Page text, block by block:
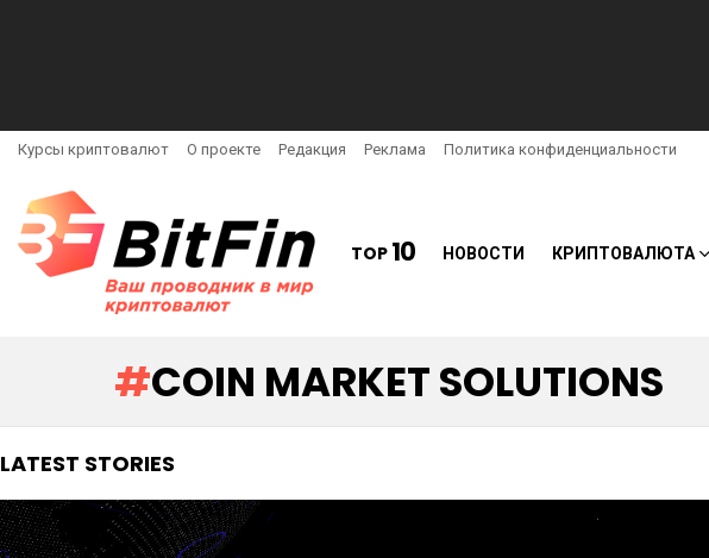
Курсы криптовалют О проекте Редакция Реклама Политика конфиденциальности
TOP 10 НОВОСТИ КРИПТОВАЛЮТА
COIN MARKET SOLUTIONS
LATEST STORIES